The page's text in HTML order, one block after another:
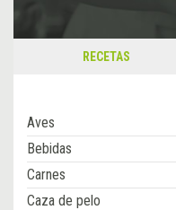
RECETAS
Aves
Bebidas
Carnes
Caza de pelo